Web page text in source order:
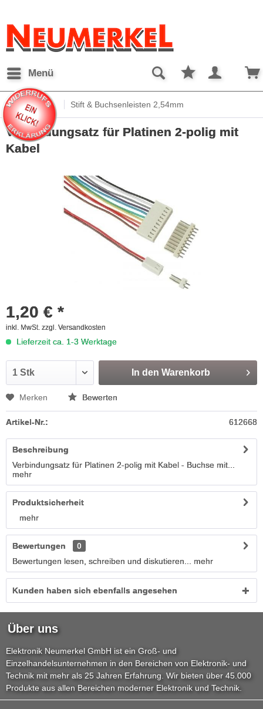
Menü
Übersicht Stift & Buchsenleisten 2,54mm
Verbindungsatz für Platinen 2-polig mit
Kabel
1,20 € *
inkl. MwSt. zzgl. Versandkosten
Lieferzeit ca. 1-3 Werktage
In den Warenkorb
Merken Bewerten
Artikel-Nr.: 612668
Beschreibung
Verbindungsatz für Platinen 2-polig mit Kabel - Buchse mit...
mehr
Produktsicherheit
mehr
Bewertungen
0
Bewertungen lesen, schreiben und diskutieren...
mehr
Kunden haben sich ebenfalls angesehen
Über uns
Elektronik Neumerkel GmbH ist ein Groß- und
Einzelhandelsunternehmen in den Bereichen von Elektronik- und
Technik mit mehr als 25 Jahren Erfahrung. Wir bieten über 45.000
Produkte aus allen Bereichen moderner Elektronik und Technik.